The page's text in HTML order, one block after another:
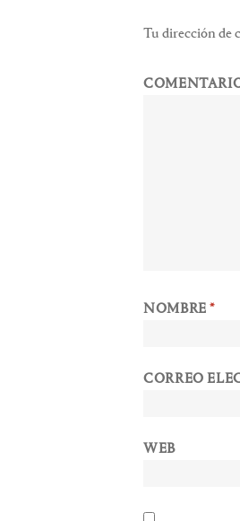
Tu dirección de
NOMBRE*
CORREO
WEB